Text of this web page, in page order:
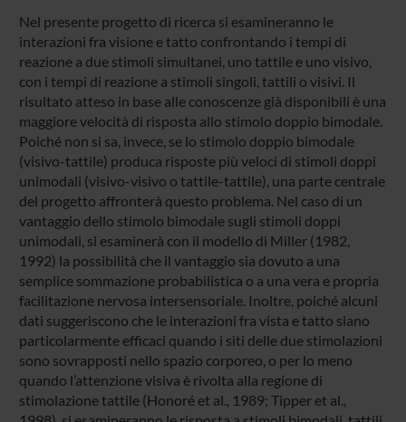
Nel presente progetto di ricerca si esamineranno le
interazioni fra visione e tatto confrontando i tempi di
reazione a due stimoli simultanei, uno tattile e uno visivo,
con i tempi di reazione a stimoli singoli, tattili o visivi. Il
risultato atteso in base alle conoscenze già disponibili è una
maggiore velocità di risposta allo stimolo doppio bimodale.
Poiché non si sa, invece, se lo stimolo doppio bimodale
(visivo-tattile) produca risposte più veloci di stimoli doppi
unimodali (visivo-visivo o tattile-tattile), una parte centrale
del progetto affronterà questo problema. Nel caso di un
vantaggio dello stimolo bimodale sugli stimoli doppi
unimodali, si esaminerà con il modello di Miller (1982,
1992) la possibilità che il vantaggio sia dovuto a una
semplice sommazione probabilistica o a una vera e propria
facilitazione nervosa intersensoriale. Inoltre, poiché alcuni
dati suggeriscono che le interazioni fra vista e tatto siano
particolarmente efficaci quando i siti delle due stimolazioni
sono sovrapposti nello spazio corporeo, o per lo meno
quando l’attenzione visiva è rivolta alla regione di
stimolazione tattile (Honoré et al., 1989; Tipper et al.,